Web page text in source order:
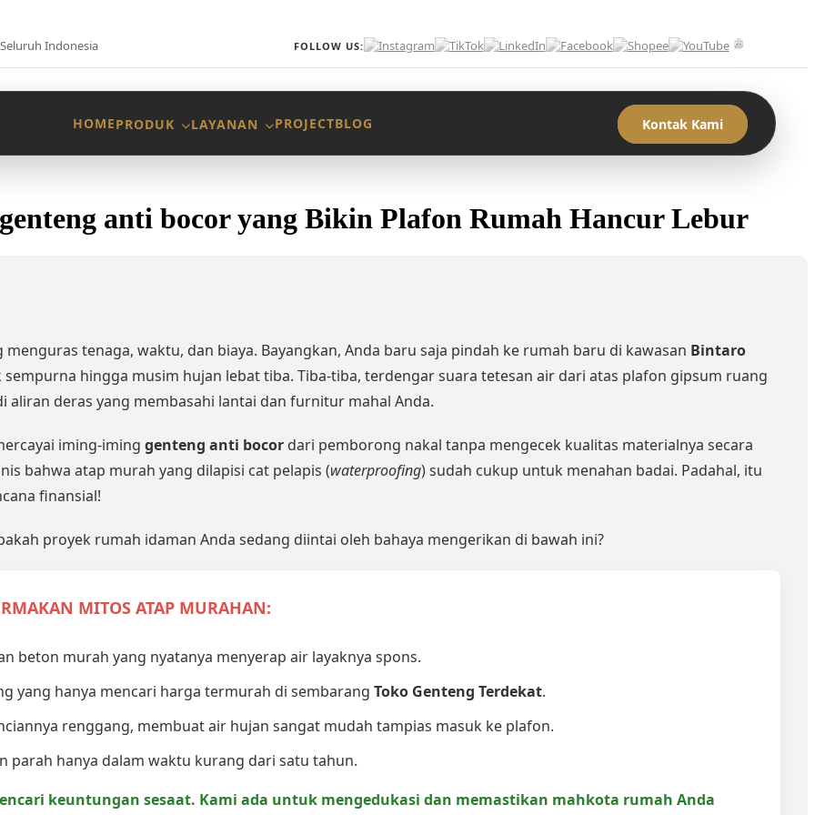
Indonesia FOLLOW US:
HOMEPRODUK LAYANAN PROJECTBLOG Kontak Kami
anti bocor yang Bikin Plafon Rumah Hancur Lebur
tenaga, waktu, dan biaya. Bayangkan, Anda baru saja pindah ke rumah baru di kawasan Bintaro
hingga musim hujan lebat tiba. Tiba-tiba, terdengar suara tetesan air dari atas plafon gipsum ruang
deras yang membasahi lantai dan furnitur mahal Anda.
iming-iming genteng anti bocor dari pemborong nakal tanpa mengecek kualitas materialnya secara
bahwa atap murah yang dilapisi cat pelapis (waterproofing) sudah cukup untuk menahan badai. Padahal, itu
finansial!
proyek rumah idaman Anda sedang diintai oleh bahaya mengerikan di bawah ini?
MITOS ATAP MURAHAN:
beton murah yang nyatanya menyerap air layaknya spons.
yang hanya mencari harga termurah di sembarang Toko Genteng Terdekat.
renggang, membuat air hujan sangat mudah tampias masuk ke plafon.
parah hanya dalam waktu kurang dari satu tahun.
keuntungan sesaat. Kami ada untuk mengedukasi dan memastikan mahkota rumah Anda